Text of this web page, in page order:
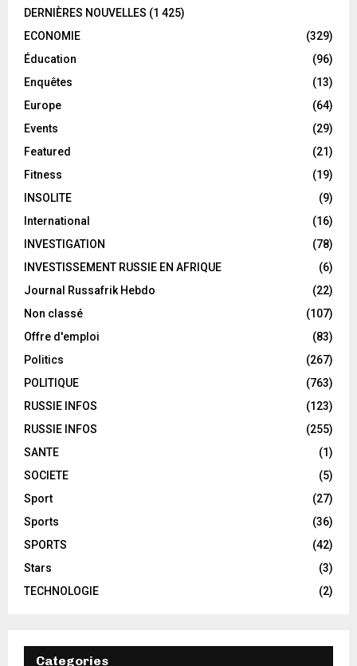
DERNIÈRES NOUVELLES (1 425)
ECONOMIE
(329)
Éducation
(96)
Enquêtes
(13)
Europe
(64)
Events
(29)
Featured
(21)
Fitness
(19)
INSOLITE
(9)
International
(16)
INVESTIGATION
(78)
INVESTISSEMENT RUSSIE EN AFRIQUE
(6)
Journal Russafrik Hebdo
(22)
Non classé
(107)
Offre d'emploi
(83)
Politics
(267)
POLITIQUE
(763)
RUSSIE INFOS
(123)
RUSSIE INFOS
(255)
SANTE
(1)
SOCIETE
(5)
Sport
(27)
Sports
(36)
SPORTS
(42)
Stars
(3)
TECHNOLOGIE
(2)
Categories